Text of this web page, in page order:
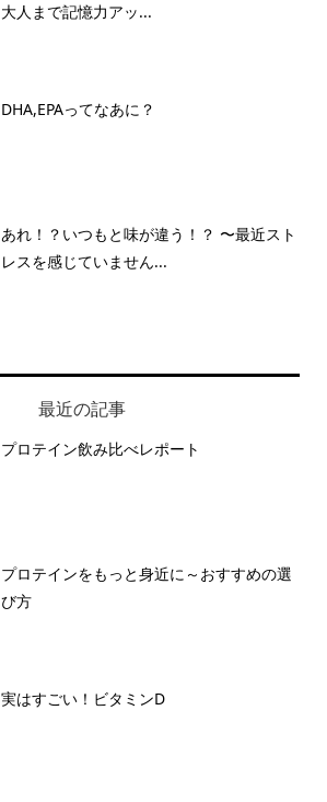
大人まで記憶力アッ...
DHA,EPAってなあに？
あれ！？いつもと味が違う！？ 〜最近スト
レスを感じていません...
最近の記事
プロテイン飲み比べレポート
プロテインをもっと身近に～おすすめの選
び方
実はすごい！ビタミンD